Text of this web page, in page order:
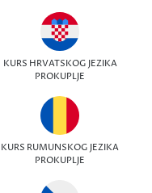
KURS HRVATSKOG JEZIKA
PROKUPLJE
KURS RUMUNSKOG JEZIKA
PROKUPLJE